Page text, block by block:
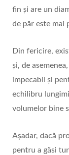
fin și are un
de păr este mai
Din fericire,
și, de
impecabil și
echilibru
volumelor bine
Așadar, dacă
pentru a găsi